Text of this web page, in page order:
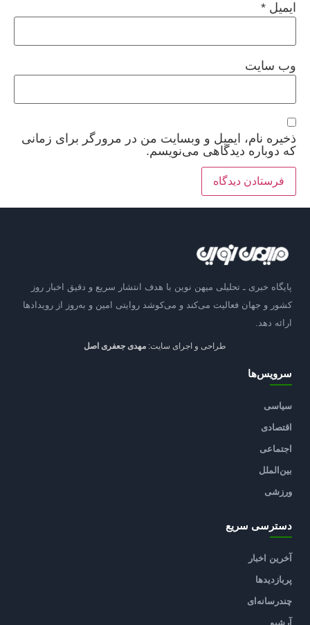
ایمیل *
وب‌ سایت
ذخیره نام، ایمیل و وبسایت من در مرورگر برای زمانی
که دوباره دیدگاهی می‌نویسم.
پایگاه خبری ـ تحلیلی میهن نوین با هدف انتشار سریع و دقیق اخبار روز
کشور و جهان فعالیت می‌کند و می‌کوشد روایتی امین و به‌روز از رویدادها
ارائه دهد.
طراحی و اجرای سایت: مهدی جعفری اصل
سرویس‌ها
سیاسی
اقتصادی
اجتماعی
بین‌الملل
ورزشی
دسترسی سریع
آخرین اخبار
پربازدیدها
چندرسانه‌ای
آرشیو